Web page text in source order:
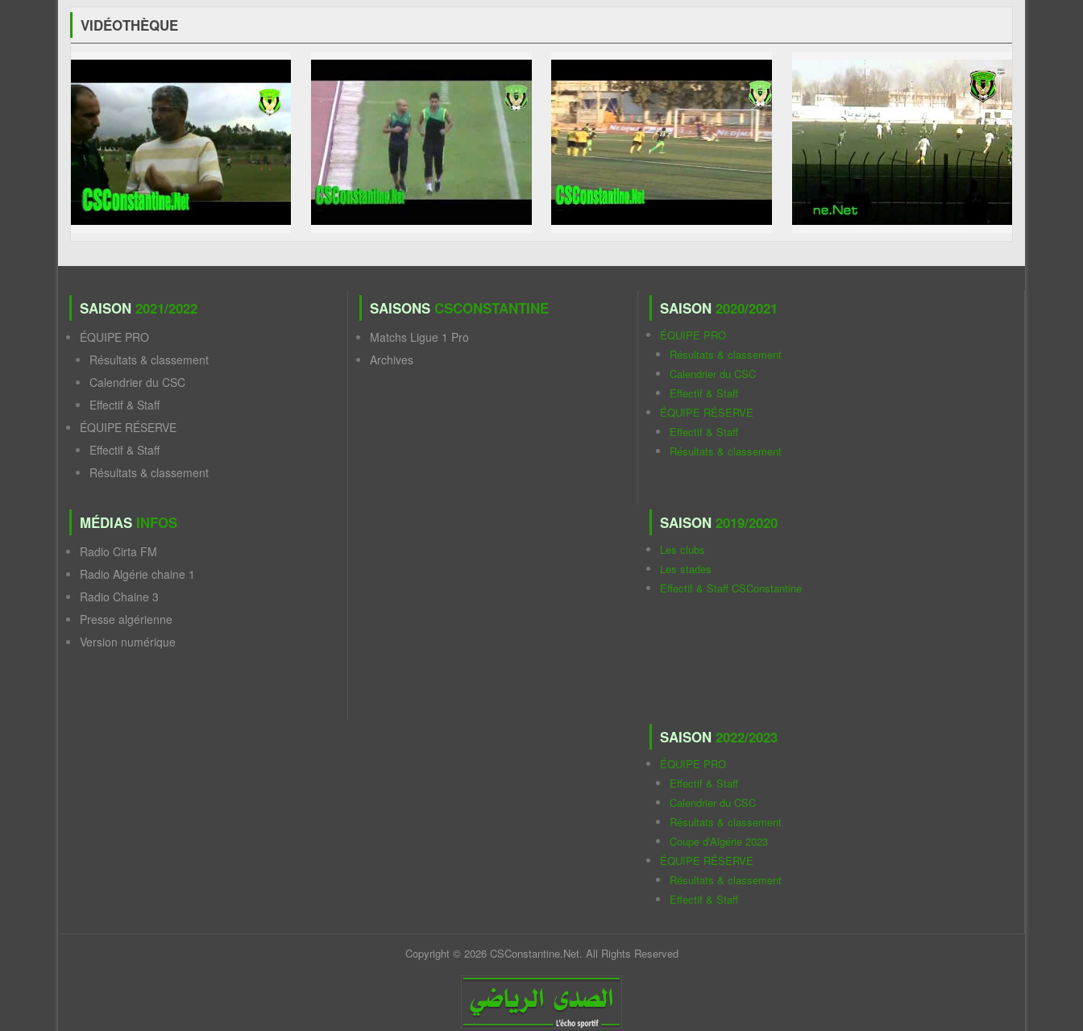
VIDÉOTHÈQUE
SAISON 2021/2022
ÉQUIPE PRO
Résultats & classement
Calendrier du CSC
Effectif & Staff
ÉQUIPE RÉSERVE
Effectif & Staff
Résultats & classement
MÉDIAS INFOS
Radio Cirta FM
Radio Algérie chaine 1
Radio Chaine 3
Presse algérienne
Version numérique
SAISONS CSCONSTANTINE
Matchs Ligue 1 Pro
Archives
SAISON 2020/2021
ÉQUIPE PRO
Résultats & classement
Calendrier du CSC
Effectif & Staff
ÉQUIPE RÉSERVE
Effectif & Staff
Résultats & classement
SAISON 2019/2020
Les clubs
Les stades
Effectif & Staff CSConstantine
SAISON 2022/2023
ÉQUIPE PRO
Effectif & Staff
Calendrier du CSC
Résultats & classement
Coupe d'Algérie 2023
ÉQUIPE RÉSERVE
Résultats & classement
Effectif & Staff
Copyright © 2026 CSConstantine.Net. All Rights Reserved